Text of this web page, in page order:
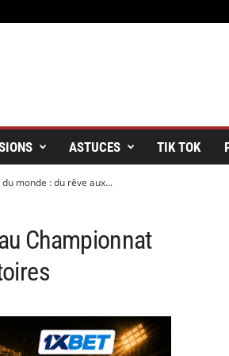
ASTUCES TIK TOK
monde : du rêve aux...
Championnat